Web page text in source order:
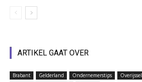
ARTIKEL GAAT OVER
Brabant Gelderland Ondernemerstips
Overijssel